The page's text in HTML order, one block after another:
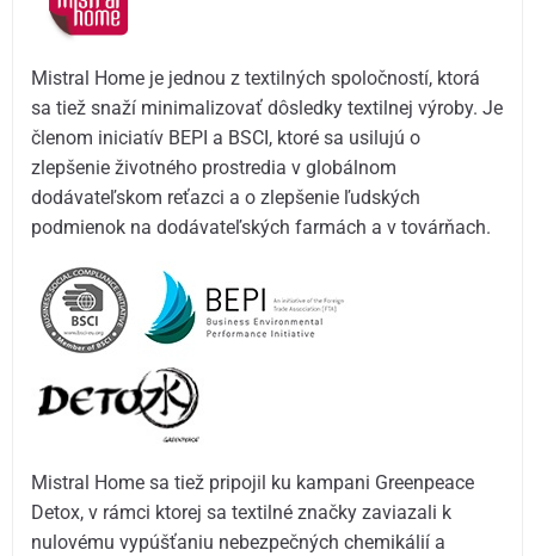
Mistral Home je jednou z textilných spoločností, ktorá
sa tiež snaží minimalizovať dôsledky textilnej výroby. Je
členom iniciatív BEPI a BSCI, ktoré sa usilujú o
zlepšenie životného prostredia v globálnom
dodávateľskom reťazci a o zlepšenie ľudských
podmienok na dodávateľských farmách a v továrňach.
Mistral Home sa tiež pripojil ku kampani Greenpeace
Detox, v rámci ktorej sa textilné značky zaviazali k
nulovému vypúšťaniu nebezpečných chemikálií a